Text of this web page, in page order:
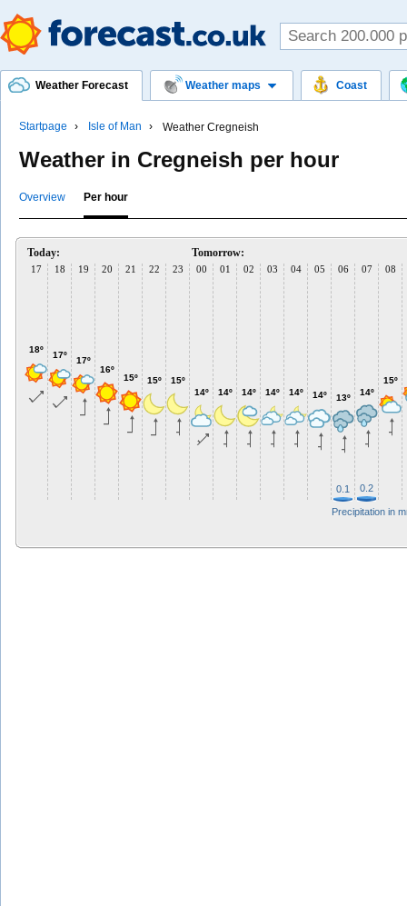
Weather Forecast Weather maps Coast
Startpage Isle of Man Weather Cregneish
Weather in Cregneish per hour
Overview Per hour
Today:
17
18º
18
17º
19
17º
20
16º
21
15º
22
15º
23
15º
Tomorrow:
00
14º
01
14º
02
14º
03
14º
04
14º
05
14º
06
13º
Precipitation in
0.1
07
14º
0.2
08
15º